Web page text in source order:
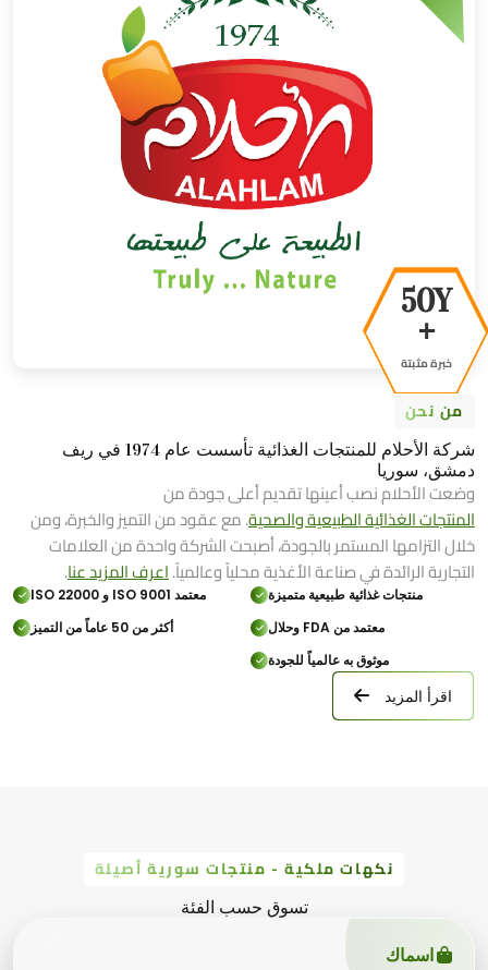
50Y
+
خبرة مثبتة
من نحن
شركة الأحلام للمنتجات الغذائية تأسست عام 1974 في ريف
دمشق، سوريا
وضعت الأحلام نصب أعينها تقديم أعلى جودة من
المنتجات الغذائية الطبيعية والصحية. مع عقود من التميز والخبرة، ومن
خلال التزامها المستمر بالجودة، أصبحت الشركة واحدة من العلامات
التجارية الرائدة في صناعة الأغذية محلياً وعالمياً.اعرف المزيد عنا.
منتجات غذائية طبيعية متميزة
معتمد ISO 9001 و ISO 22000
معتمد من FDA وحلال
أكثر من 50 عاماً من التميز
موثوق به عالمياً للجودة
اقرأ المزيد
نكهات ملكية - منتجات سورية أصيلة
تسوق حسب الفئة
اسماك